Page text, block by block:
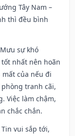
Tây Nam –
thì đều bình
Mưu sự khó
nhất nên hoãn
của nếu đi
tranh cãi,
Việc làm chậm,
chắc chắn.
Tin vui sắp tới,